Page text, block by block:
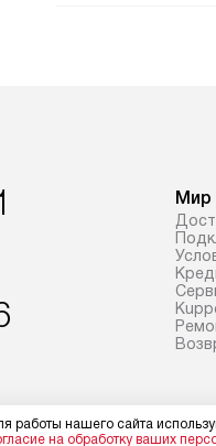
Мир
работы нашего сайта
на обработку ваших